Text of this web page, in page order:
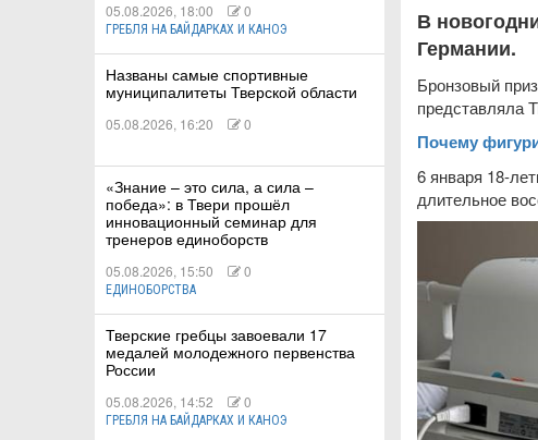
05.08.2026, 18:00 0
ГРЕБЛЯ НА БАЙДАРКАХ И КАНОЭ
Названы самые спортивные
муниципалитеты Тверской области
05.08.2026, 16:20 0
«Знание – это сила, а сила –
победа»: в Твери прошёл
инновационный семинар для
тренеров единоборств
05.08.2026, 15:50 0
ЕДИНОБОРСТВА
Тверские гребцы завоевали 17
медалей молодежного первенства
России
05.08.2026, 14:52 0
ГРЕБЛЯ НА БАЙДАРКАХ И КАНОЭ
В
Германии.
Бронзовый
представляла
Почему
6 января 18-
длительное